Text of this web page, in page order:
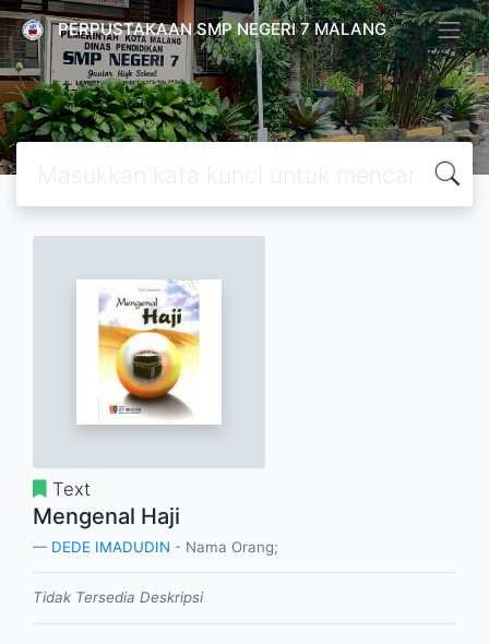
PERPUSTAKAAN SMP NEGERI 7 MALANG
Text
Mengenal Haji
DEDE IMADUDIN - Nama Orang;
Tidak Tersedia Deskripsi